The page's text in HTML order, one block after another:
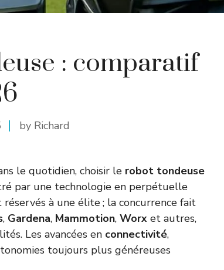
: comparatif
by Richard
le quotidien, choisir le robot tondeuse
par une technologie en perpétuelle
à une élite ; la concurrence fait
, Gardena, Mammotion, Worx et autres,
Les avancées en connectivité,
toujours plus généreuses